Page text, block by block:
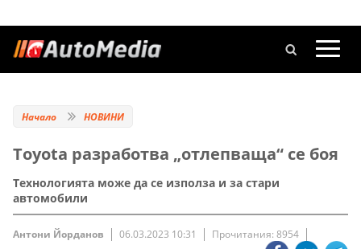
Начало НОВИНИ
Toyota разработва „отлепваща“ се боя
Технологията може да се използа и за стари
автомобили
Антони Йорданов 06.03.2023 10:31 Прочитания: 8954